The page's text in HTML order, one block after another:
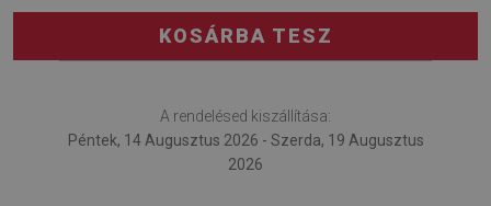
KOSÁRBA TESZ
A rendelésed kiszállítása:
Péntek, 14 Augusztus 2026 - Szerda, 19 Augusztus
2026